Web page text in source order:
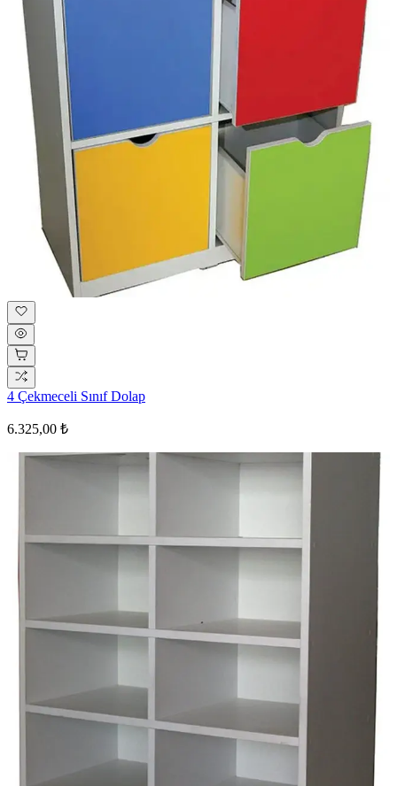
4 Çekmeceli Sınıf Dolap
6.325,00 ₺